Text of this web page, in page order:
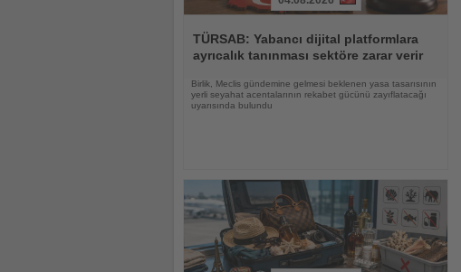
Oku
TÜRSAB: Yabancı dijital platformlara
ayrıcalık tanınması sektöre zarar verir
Birlik, Meclis gündemine gelmesi beklenen yasa tasarısının
yerli seyahat acentalarının rekabet gücünü zayıflatacağı
uyarısında bulundu